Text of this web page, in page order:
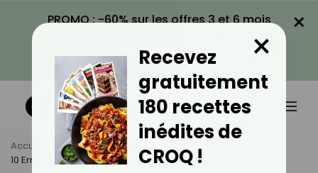
PROMO : -60% sur les offres 3 et 6 mois
VOIR LA PROMO
×
Accueil Actus
Santé
10 Erreurs Qui Augmentent La Tension Sans Le Savoir
Recevez
gratuitement
180 recettes
inédites de
CROQ !
×